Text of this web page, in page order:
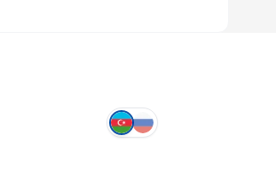
və addım sayma kimi